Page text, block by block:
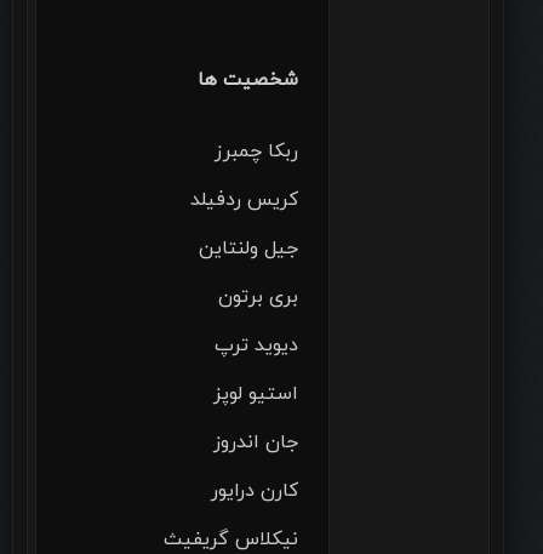
شخصیت ها
ربکا چمبرز
کریس ردفیلد
جیل ولنتاین
بری برتون
دیوید ترپ
استیو لوپز
جان اندروز
کارن درایور
نیکلاس گریفیث